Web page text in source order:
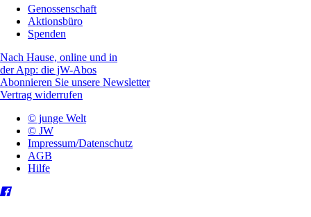
Genossenschaft
Aktionsbüro
Spenden
Nach Hause, online und in
der App: die jW-Abos
Abonnieren Sie unsere Newsletter
Vertrag widerrufen
© junge Welt
© JW
Impressum/Datenschutz
AGB
Hilfe